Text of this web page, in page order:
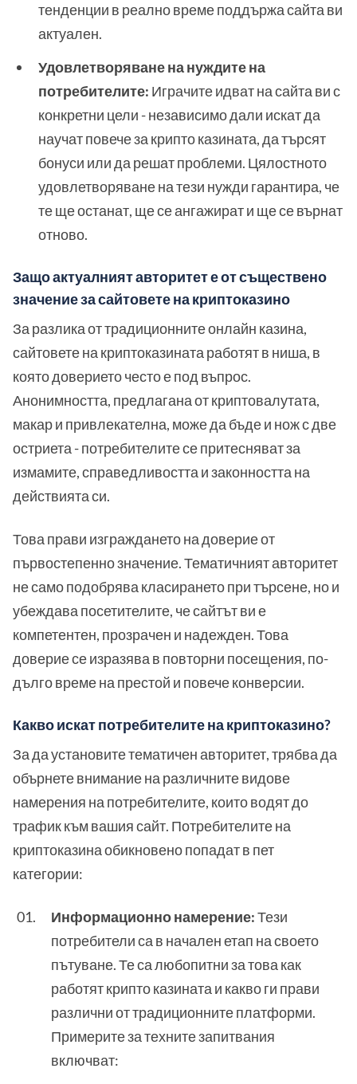
тенденции в реално време поддържа сайта ви
актуален.
Удовлетворяване на нуждите на
потребителите: Играчите идват на сайта ви с
конкретни цели - независимо дали искат да
научат повече за крипто казината, да търсят
бонуси или да решат проблеми. Цялостното
удовлетворяване на тези нужди гарантира, че
те ще останат, ще се ангажират и ще се върнат
отново.
Защо актуалният авторитет е от съществено
значение за сайтовете на криптоказино
За разлика от традиционните онлайн казина,
сайтовете на криптоказината работят в ниша, в
която доверието често е под въпрос.
Анонимността, предлагана от криптовалутата,
макар и привлекателна, може да бъде и нож с две
остриета - потребителите се притесняват за
измамите, справедливостта и законността на
действията си.
Това прави изграждането на доверие от
първостепенно значение. Тематичният авторитет
не само подобрява класирането при търсене, но и
убеждава посетителите, че сайтът ви е
компетентен, прозрачен и надежден. Това
доверие се изразява в повторни посещения, по-
дълго време на престой и повече конверсии.
Какво искат потребителите на криптоказино?
За да установите тематичен авторитет, трябва да
обърнете внимание на различните видове
намерения на потребителите, които водят до
трафик към вашия сайт. Потребителите на
криптоказина обикновено попадат в пет
категории:
Информационно намерение:Тези
потребители са в начален етап на своето
пътуване. Те са любопитни за това как
работят крипто казината и какво ги прави
различни от традиционните платформи.
Примерите за техните запитвания
включват: